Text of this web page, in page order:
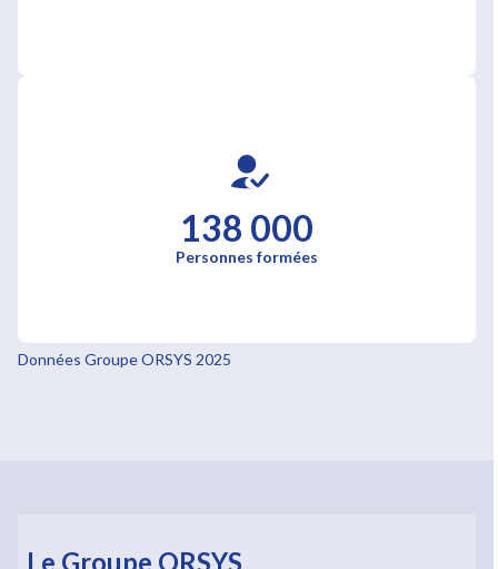
138 000
Personnes formées
Données Groupe ORSYS 2025
Le Groupe ORSYS